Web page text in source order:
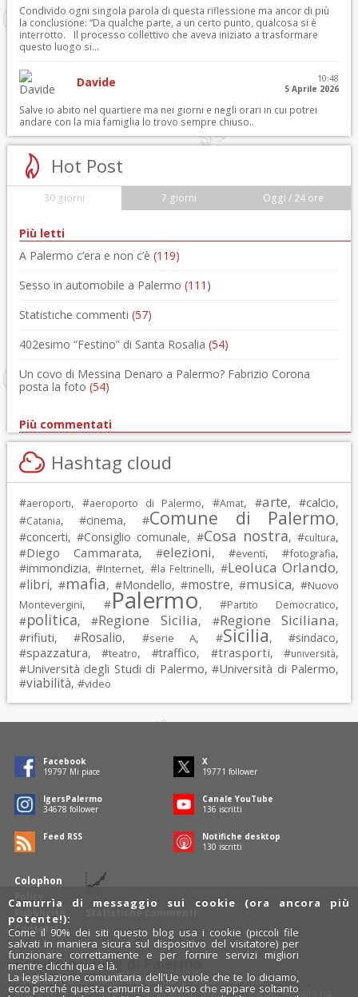
Condivido ogni singola parola di questa riflessione ma ancor di più
la conclusione: “Da qualche parte, a un certo punto, qualcosa si è
interrotto. Il processo collettivo che aveva iniziato a trasformare
questo luogo si...
Davide
10:48
5 Aprile 2026
Salve io abito nel quartiere ma nei giorni e negli orari in cui potrei
andare con la mia famiglia lo trovo sempre chiuso..
Hot Post
30 giorni 7 giorni Oggi / 24 ore
Più letti
A Palermo c’era e non c’è (119)
Sesso in automobile a Palermo (111)
Statistiche commenti (57)
402esimo “Festino” di Santa Rosalia (54)
Un covo di Messina Denaro a Palermo? Fabrizio Corona
posta la foto (54)
Più commentati
Hashtag cloud
#aeroporti, #aeroporto di Palermo, #Amat, #arte, #calcio,
#Catania, #cinema, #Comune di Palermo,
#concerti, #Consiglio comunale, #Cosa nostra, #cultura,
#Diego Cammarata, #elezioni, #eventi, #fotografia,
#immondizia, #Internet, #la Feltrinelli, #Leoluca Orlando,
#libri, #mafia, #Mondello, #mostre, #musica, #Nuovo
Montevergini, #Palermo, #Partito Democratico,
#politica, #Regione Sicilia, #Regione Siciliana,
#rifiuti, #Rosalio, #serie A, #Sicilia, #sindaco,
#spazzatura, #teatro, #traffico, #trasporti, #università,
#Università degli Studi di Palermo, #Università di Palermo,
#viabilità, #video
Colophon
Policy
Pubblicità
Contatti
Statistiche commenti
Facebook
19797 Mi piace
X
19771 follower
IgersPalermo
34678 follower
Canale YouTube
136 iscritti
Feed RSS
Notifiche desktop
130 iscritti
Rosalio è il blog di Palermo
754 autoriraccontano Palermo dal loro punto di vista.
Anche tu puoi essere uno degli autori: inviaci un' e-mail. Rosalio ha
Camurrìa di messaggio sui cookie (ora ancora più
potente!):
Come il 90% dei siti questo blog usa i cookie (piccoli file
salvati in maniera sicura sul dispositivo del visitatore) per
funzionare correttamente e per fornire servizi migliori
mentre clicchi qua e là.
La legislazione comunitaria dell'Ue vuole che te lo diciamo,
ecco perché questa camurrìa di avviso che appare soltanto